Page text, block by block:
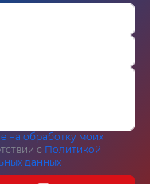
на обработку моих
с Политикой
данных